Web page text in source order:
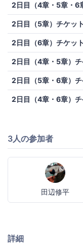
2日目（4章・5章・6
2日目（5章）チケッ
2日目（6章）チケッ
2日目（4章・5章）チ
2日目（5章・6章）チ
2日目（4章・6章）チ
3人の参加者
田辺修平
詳細